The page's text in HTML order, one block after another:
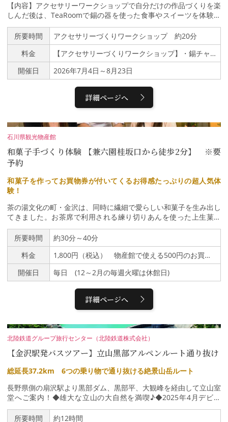
過ごしください。
【内容】アクセサリーワークショップで自分だけの作品づくりを楽
しんだ後は、TeaRoomで錫の器を使った食事やスイーツを体験。
親子やご夫婦で工芸と食の時間をお楽しみいただけます。◎アクセ
サリーづくりワークショップ錫や真鍮のチャームにハンマーで模様
をつけたり、文字や日付を刻印したりして、旅の思い出となる自分
だけのオリジナルアイテムをお作りいただけます。◎Higashi Cha
ya TeaRoom「和」をコンセプトにしたカフェでは、能作の錫の器
をご体感いただけます。◎Shop素材とデザインにこだわった、真
だけます。【夏の体験キャンペーン特典】ワークショップ体験のお
客様に限り、クーポン提示で、・TeaRoomのお食事200円引き・
所要時間
アクセサリーづくりワークショップ 約20分
料金
【アクセサリーづくりワークショップ】・錫チャーム根付 880円（税込）～・キーホルダー 1,210円（税込）～・ネックレス/ブレスレット/バックチャーム 2,200円（税込）
開催日
2026年7月4日～8月23日
詳細ページへ
和菓子手づくり体験 【兼六園桂坂口から徒歩2分】 ※要
予約
石川県観光物産館
和菓子を作ってお買物券が付いてくるお得感たっぷりの超人気体
験！
茶の湯文化の町・金沢は、同時に繊細で愛らしい和菓子を生み出し
てきました。お茶席で利用される練り切りあんを使った上生菓子
寧に教えてくれます。自分で作った3個の和菓子と、職人からのお
土産1個の計4個をお持ち帰りできるので、食べ比べもまた楽しみ
の一つです。
所要時間
約30分～40分
料金
1,800円（税込） 物産館で使える500円のお買物券プレゼント！
開催日
毎日 (12～2月の毎週火曜は休館日)
詳細ページへ
【金沢駅発バスツアー】立山黒部アルペンルート通り抜け
北陸鉄道グループ旅行センター（北陸鉄道株式会社）
総延長37.2km 6つの乗り物で通り抜ける絶景山岳ルート
長野県側の扇沢駅より黒部ダム、黒部平、大観峰を経由して立山室
堂へご案内！◆雄大な立山の大自然を満喫♪◆2025年4月デビュ
ー！立山トンネル電気バスに乗車！＜ツアー行程＞金沢駅 ６：５
0発↓扇沢駅 ＜関電トンネル電気バス乗車＞ ↓黒部ダム ＜徒
所要時間
約12時間